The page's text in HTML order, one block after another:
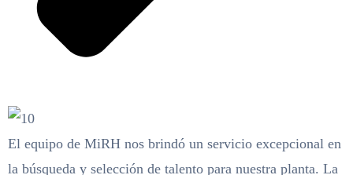
El equipo de MiRH nos brindó un servicio excepcional en
la búsqueda y selección de talento para nuestra planta. La